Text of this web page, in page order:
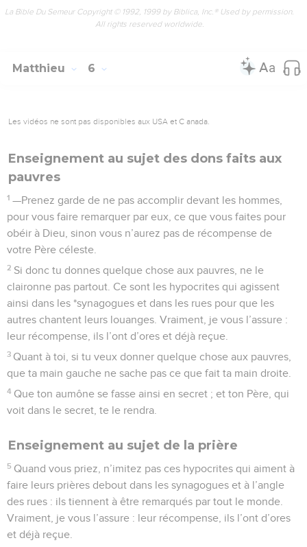
La Bible Du Semeur Copyright © 1992, 1999 by Biblica, Inc.® Used by permission.
All rights reserved worldwide.
Matthieu 6
Les vidéos ne sont pas disponibles aux USA et C anada.
Enseignement au sujet des dons faits aux
pauvres
1 —Prenez garde de ne pas accomplir devant les hommes,
pour vous faire remarquer par eux, ce que vous faites pour
obéir à Dieu, sinon vous n’aurez pas de récompense de
votre Père céleste.
2 Si donc tu donnes quelque chose aux pauvres, ne le
claironne pas partout. Ce sont les hypocrites qui agissent
ainsi dans les *synagogues et dans les rues pour que les
autres chantent leurs louanges. Vraiment, je vous l’assure :
leur récompense, ils l’ont d’ores et déjà reçue.
3 Quant à toi, si tu veux donner quelque chose aux pauvres,
que ta main gauche ne sache pas ce que fait ta main droite.
4 Que ton aumône se fasse ainsi en secret ; et ton Père, qui
voit dans le secret, te le rendra.
Enseignement au sujet de la prière
5 Quand vous priez, n’imitez pas ces hypocrites qui aiment à
faire leurs prières debout dans les synagogues et à l’angle
des rues : ils tiennent à être remarqués par tout le monde.
Vraiment, je vous l’assure : leur récompense, ils l’ont d’ores
et déjà reçue.